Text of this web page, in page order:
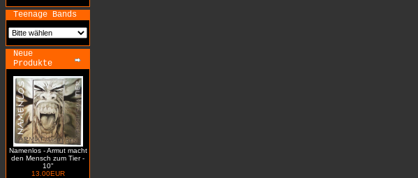
Teenage Bands
Neue
Produkte
Namenlos - Armut macht
den Mensch zum Tier -
10"
13.00EUR